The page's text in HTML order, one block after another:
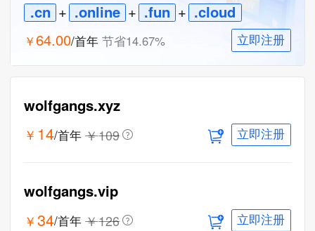
.cn + .online + .fun + .cloud
￥64.00/首年 节省14.67% 立即注册
wolfgangs.xyz
￥ 14/首年 ￥109 立即注册
wolfgangs.vip
￥ 34/首年 ￥126 立即注册